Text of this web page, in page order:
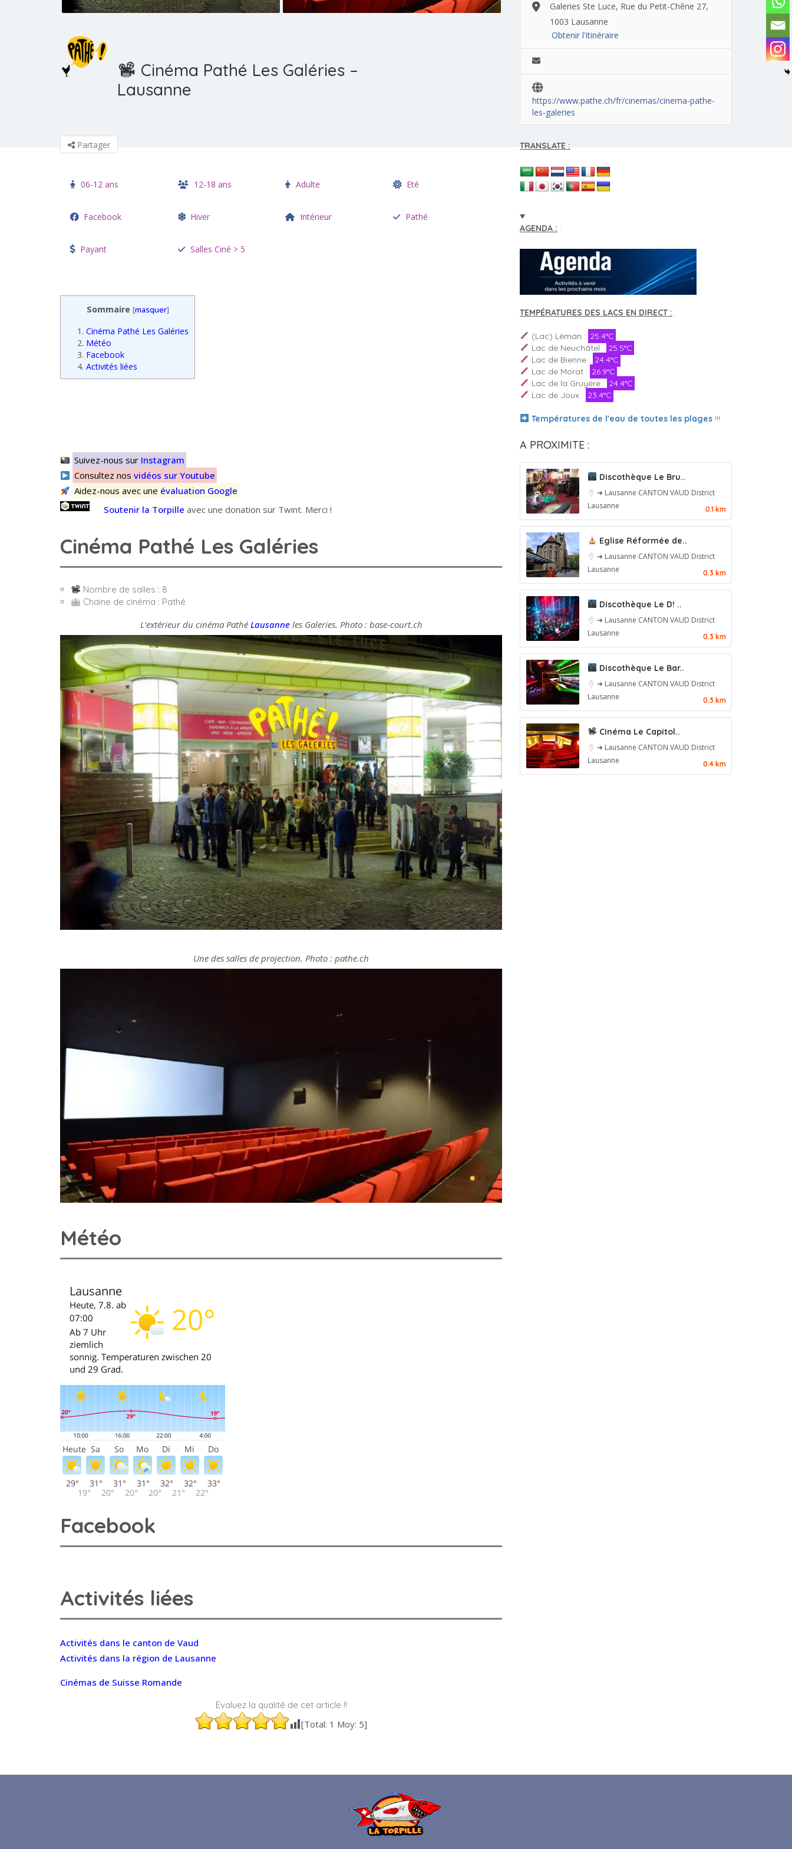
Cinéma Pathé Les Galéries –
Lausanne
Partager
06-12 ans 12-18 ans Adulte Eté
Facebook Hiver Intérieur Pathé
Payant Salles Ciné > 5
Sommaire [masquer]
1. Cinéma Pathé Les Galéries
2. Météo
3. Facebook
4. Activités liées
Suivez-nous sur Instagram
Consultez nosvidéos sur Youtube
Aidez-nous avec une évaluation Google
Soutenir la Torpille avec une donation sur Twint. Merci !
Cinéma Pathé Les Galéries
Nombre de salles : 8
Chaine de cinéma : Pathé
L’extérieur du cinéma Pathé Lausanneles Galeries. Photo : base-court.ch
Une des salles de projection. Photo : pathe.ch
Météo
Facebook
Activités liées
Activités dans le canton de Vaud
Activités dans la région de Lausanne
Cinémas de Suisse Romande
Evaluez la qualité de cet article !!
[Total: 1 Moy: 5]
Galeries Ste Luce, Rue du Petit-Chêne 27,
1003 Lausanne
Obtenir l'itinéraire
https://www.pathe.ch/fr/cinemas/cinema-pathe-
les-galeries
TRANSLATE :
AGENDA : :
TEMPÉRATURES DES LACS EN DIRECT : :
(Lac) Léman : 25.4°C
Lac de Neuchâtel : 25.5°C
Lac de Bienne : 24.4°C
Lac de Morat : 26.9°C
Lac de la Gruyère : 24.4°C
Lac de Joux : 23.4°C
Températures de l'eau de toutes les plages!!!
A PROXIMITE :
Discothèque Le Bru..
➔ Lausanne CANTON VAUD District
Lausanne
0.1 km
Eglise Réformée de..
➔ Lausanne CANTON VAUD District
Lausanne
0.3 km
Discothèque Le D! ..
➔ Lausanne CANTON VAUD District
Lausanne
0.3 km
Discothèque Le Bar..
➔ Lausanne CANTON VAUD District
Lausanne
0.3 km
Cinéma Le Capitol..
➔ Lausanne CANTON VAUD District
Lausanne
0.4 km